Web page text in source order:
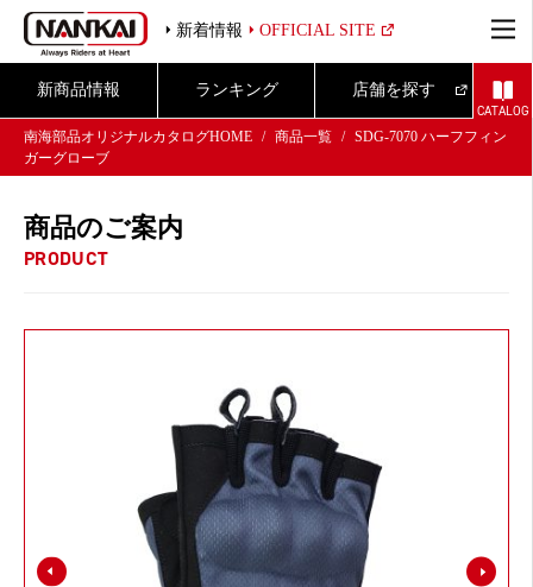
新着情報 OFFICIAL SITE
新商品情報 ランキング 店舗を探す
CATALOG
南海部品オリジナルカタログHOME
商品一覧
SDG-7070 ハーフフィン
ガーグローブ
商品のご案内
PRODUCT